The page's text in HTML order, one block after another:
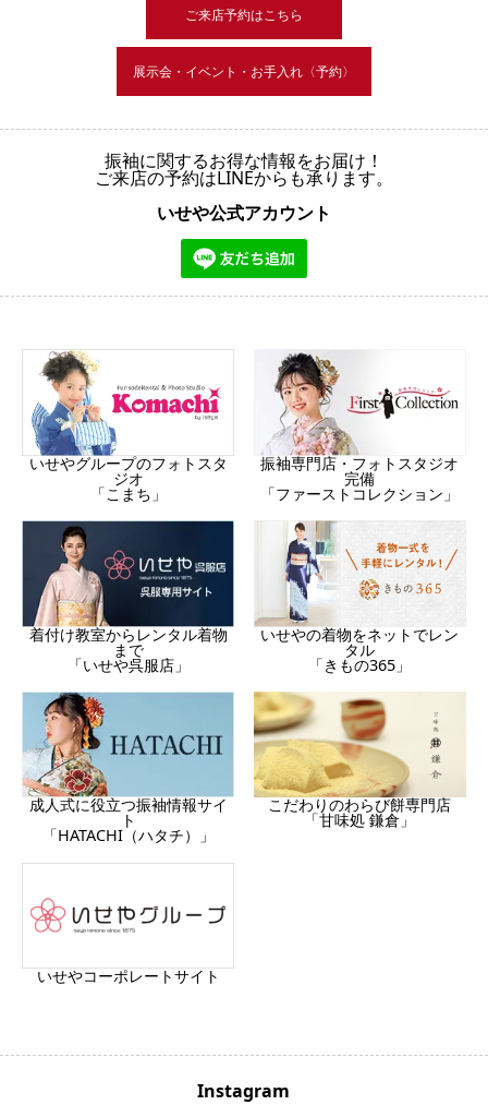
ご来店予約はこちら
展示会・イベント・お手入れ〈予約〉
振袖に関するお得な情報をお届け！
ご来店の予約はLINEからも承ります。
いせや公式アカウント
いせやグループのフォトスタ
ジオ
「こまち」
振袖専門店・フォトスタジオ
完備
「ファーストコレクション」
着付け教室からレンタル着物
まで
「いせや呉服店」
いせやの着物をネットでレン
タル
「きもの365」
成人式に役立つ振袖情報サイ
ト
「HATACHI（ハタチ）」
こだわりのわらび餅専門店
「甘味処 鎌倉」
いせやコーポレートサイト
Instagram